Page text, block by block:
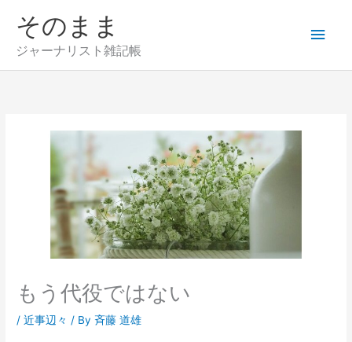
ス
そのまま
ジャーナリスト雑記帳
メ
イ
もう代役ではない
/近事辺々 / By斉藤 道雄